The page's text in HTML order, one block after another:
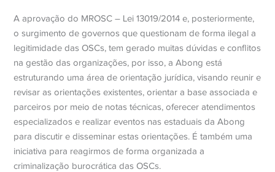
A aprovação do MROSC – Lei 13019/2014 e, posteriormente,
o surgimento de governos que questionam de forma ilegal a
legitimidade das OSCs, tem gerado muitas dúvidas e conflitos
na gestão das organizações, por isso, a Abong está
estruturando uma área de orientação jurídica, visando reunir e
revisar as orientações existentes, orientar a base associada e
parceiros por meio de notas técnicas, oferecer atendimentos
especializados e realizar eventos nas estaduais da Abong
para discutir e disseminar estas orientações. É também uma
iniciativa para reagirmos de forma organizada a
criminalização burocrática das OSCs.